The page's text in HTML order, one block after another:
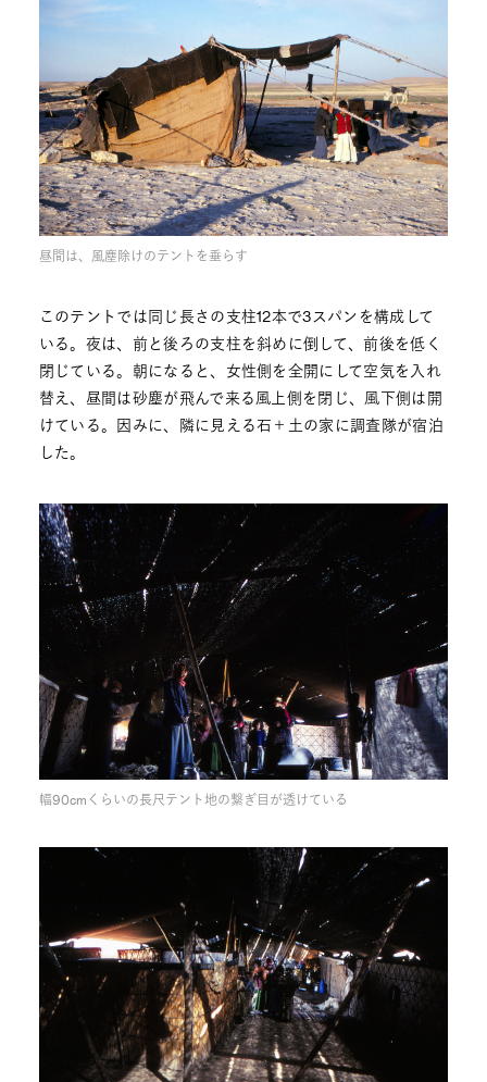
昼間は、風塵除けのテントを垂らす
このテントでは同じ長さの支柱12本で3スパンを構成して
いる。夜は、前と後ろの支柱を斜めに倒して、前後を低く
閉じている。朝になると、女性側を全開にして空気を入れ
替え、昼間は砂塵が飛んで来る風上側を閉じ、風下側は開
けている。因みに、隣に見える石＋土の家に調査隊が宿泊
した。
幅90cmくらいの長尺テント地の繋ぎ目が透けている